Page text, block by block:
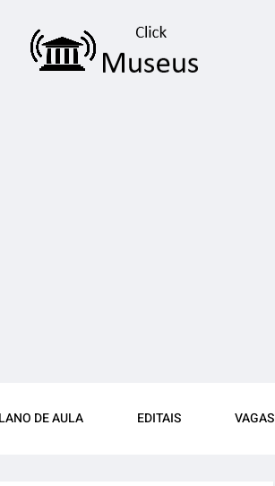
DE AULA EDITAIS VAGAS